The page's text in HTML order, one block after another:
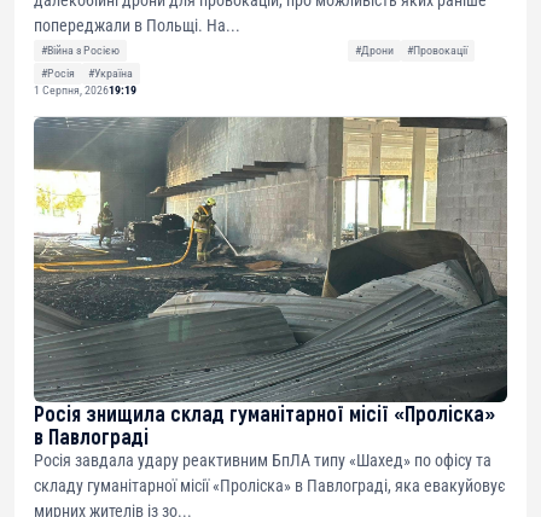
попереджали в Польщі. На...
#Війна з Росією #Дрони
#Провокації
#Росія
#Україна
1 Серпня, 202619:19
Росія знищила склад гуманітарної місії «Проліска»
в Павлограді
Росія завдала удару реактивним БпЛА типу «Шахед» по офісу та
складу гуманітарної місії «Проліска» в Павлограді, яка евакуйовує
мирних жителів із зо...